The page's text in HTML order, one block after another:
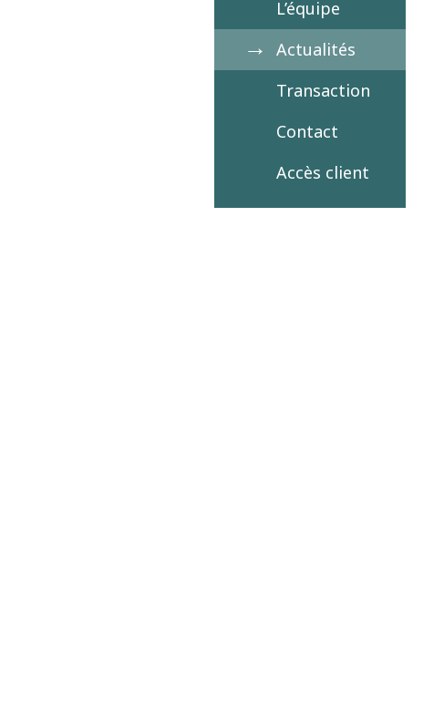
L’équipe
Actualités
Transaction
Contact
Accès client